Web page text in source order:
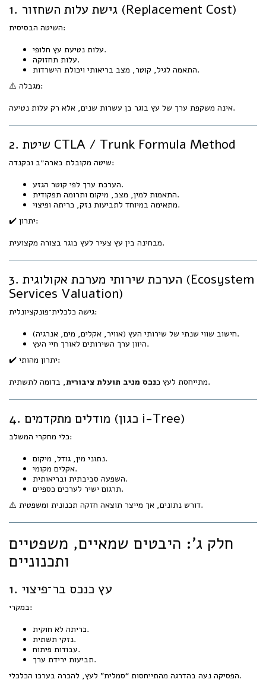
1. גישת עלות השחזור (Replacement Cost)
השיטה הבסיסית:
עלות נטיעת עץ חלופי.
עלות תחזוקה.
התאמה לגיל, קוטר, מצב בריאותי ויכולת הישרדות.
⚠️ מגבלה:
אינה משקפת ערך של עץ בוגר בן עשרות שנים, אלא רק עלות נטיעה.
2. שיטת CTLA / Trunk Formula Method
שיטה מקובלת בארה״ב ובקנדה:
הערכת ערך לפי קוטר הגזע.
התאמות למין, מצב, מיקום ותרומה תפקודית.
מתאימה במיוחד לתביעות נזק, כריתה ופיצוי.
✔️ יתרון:
מבחינה בין עץ צעיר לעץ בוגר בצורה מקצועית.
3. הערכת שירותי מערכת אקולוגית (Ecosystem
Services Valuation)
גישה כלכלית־פונקציונלית:
חישוב שווי שנתי של שירותי העץ (אוויר, אקלים, מים, אנרגיה).
היוון ערך השירותים לאורך חיי העץ.
✔️ יתרון מהותי:
מתייחסת לעץ כנכס מניב תועלת ציבורית , בדומה לתשתית.
4. מודלים מתקדמים (כגון i-Tree)
כלי מחקרי המשלב:
נתוני מין, גודל, מיקום.
אקלים מקומי.
השפעה סביבתית ובריאותית.
תרגום ישיר לערכים כספיים.
⚠️ דורש נתונים, אך מייצר תוצאה חזקה תכנונית ומשפטית.
חלק ג': היבטים שמאיים, משפטיים
ותכנוניים
1. עץ כנכס בר־פיצוי
במקרי:
כריתה לא חוקית.
נזקי תשתית.
עבודות פיתוח.
תביעות ירידת ערך.
הפסיקה נעה בהדרגה מהתייחסות “סמלית” לעץ, להכרה בערכו הכלכלי.